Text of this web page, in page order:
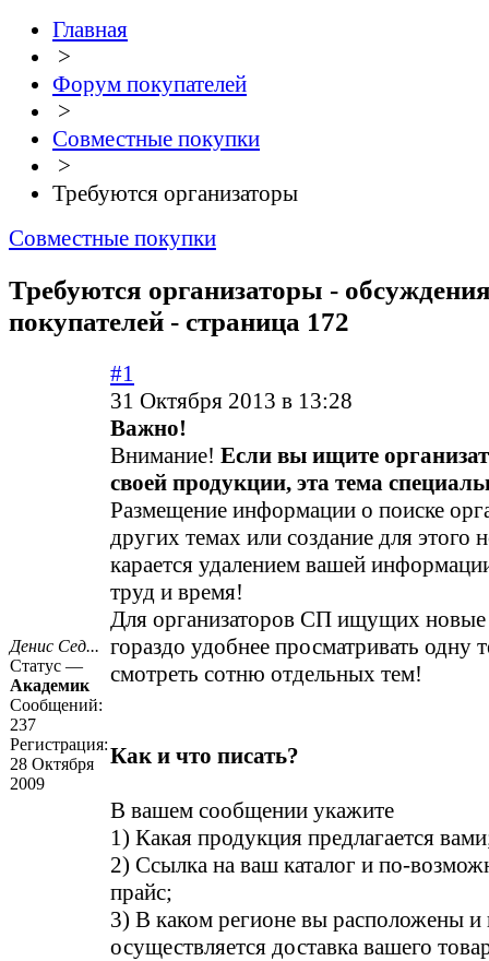
Главная
>
Форум покупателей
>
Совместные покупки
>
Требуются организаторы
Совместные покупки
Требуются организаторы -
покупателей - страница 172
Денис Сед...
Статус —
Академик
Сообщений:
237
Регистрация:
28 Октября
2009
#1
31 Октября 2013 в 13:28
Важно!
Внимание! Если вы ищите
своей продукции, эта тема
Размещение информации о поиске
других темах или создание для этого
карается удалением вашей
труд и время!
Для организаторов СП ищущих
гораздо удобнее просматривать одну
смотреть сотню отдельных тем!
Как и что писать?
В вашем сообщении укажите
1) Какая продукция предлагается
2) Ссылка на ваш каталог и по-
прайс;
3) В каком регионе вы расположены и
осуществляется доставка вашего